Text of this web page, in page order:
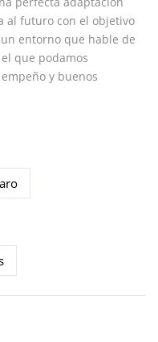
al futuro con el objetivo
entorno que hable de
que podamos
y buenos